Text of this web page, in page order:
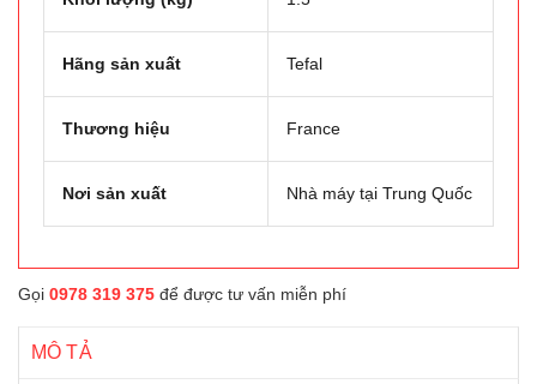
Hãng sản xuất Tefal
Thương hiệu France
Nơi sản xuất Nhà máy tại Trung Quốc
Gọi 0978 319 375 để được tư vấn miễn phí
MÔ TẢ